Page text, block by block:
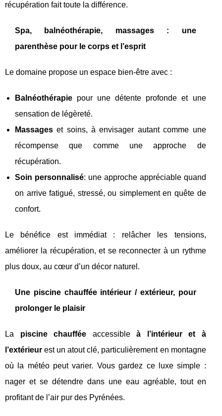
récupération fait toute la différence.
Spa, balnéothérapie, massages : une
parenthèse pour le corps et l’esprit
Le domaine propose un espace bien-être avec :
Balnéothérapie pour une détente profonde et une
sensation de légèreté.
Massages et soins, à envisager autant comme une
récompense que comme une approche de
récupération.
Soin personnalisé: une approche appréciable quand
on arrive fatigué, stressé, ou simplement en quête de
confort.
Le bénéfice est immédiat : relâcher les tensions,
améliorer la récupération, et se reconnecter à un rythme
plus doux, au cœur d’un décor naturel.
Une piscine chauffée intérieur / extérieur, pour
prolonger le plaisir
La piscine chauffée accessibleà l’intérieur et à
l’extérieur est un atout clé, particulièrement en montagne
où la météo peut varier. Vous gardez ce luxe simple :
nager et se détendre dans une eau agréable, tout en
profitant de l’air pur des Pyrénées.